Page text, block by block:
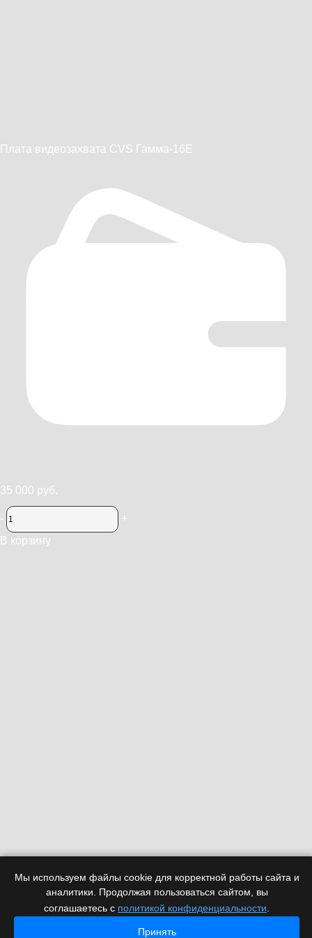
Плата видеозахвата CVS Гамма-16E
35 000 руб.
-
+
В корзину
Плата видеозахвата CVS Гамма-16
Мы используем файлы cookie для корректной работы сайта и
аналитики. Продолжая пользоваться сайтом, вы
соглашаетесь с политикой конфиденциальности
Принять